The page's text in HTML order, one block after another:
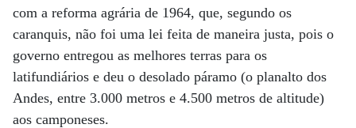
com a reforma agrária de 1964, que, segundo os
caranquis, não foi uma lei feita de maneira justa, pois o
governo entregou as melhores terras para os
latifundiários e deu o desolado páramo (o planalto dos
Andes, entre 3.000 metros e 4.500 metros de altitude)
aos camponeses.